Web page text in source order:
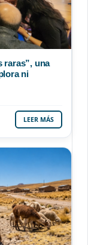
raras”, una
ni
LEER MÁS